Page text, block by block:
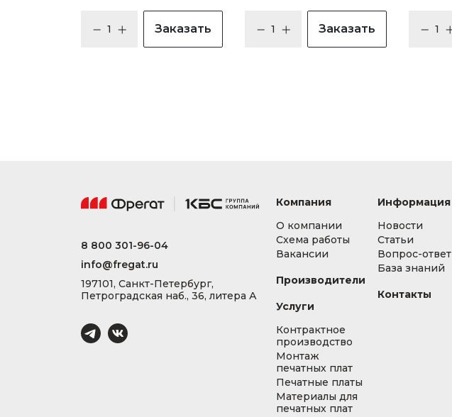
Заказать Заказать
8 800 301-96-04
info@fregat.ru
197101, Санкт-Петербург,
Петроградская наб., 36, литера А
Компания
О компании
Схема работы
Вакансии
Производители
Услуги
Контрактное
производство
Монтаж
печатных плат
Печатные платы
Материалы для
печатных плат
Информация
Новости
Статьи
Вопрос-ответ
База знаний
Контакты